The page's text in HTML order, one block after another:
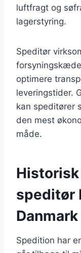
luftfragt og
lagerstyring.
Speditør
optimere
leveringstider.
kan speditører
den mest
måde.
speditør
Danmark
Spedition har